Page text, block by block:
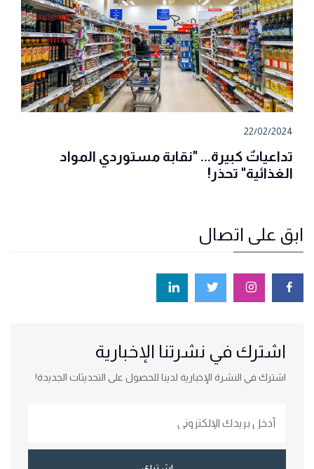
22/02/2024
تداعياتٌ كبيرة... "نقابة مستوردي المواد
الغذائية" تحذر!
ابق على اتصال
اشترك في نشرتنا الإخبارية
اشترك في النشرة الإخبارية لدينا للحصول على التحديثات الجديدة!